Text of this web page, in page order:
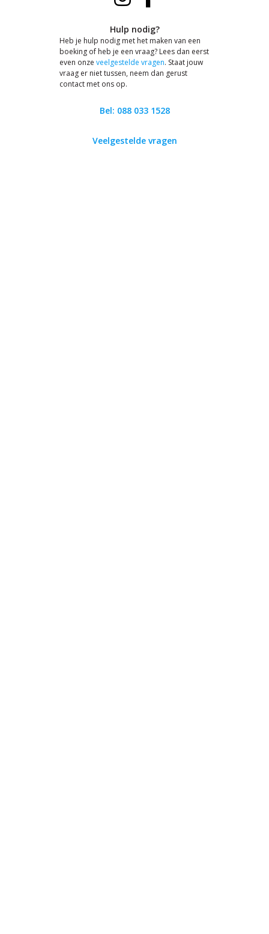
Hulp nodig?
Heb je hulp nodig met het maken van een
boeking of heb je een vraag? Lees dan eerst
even onze veelgestelde vragen. Staat jouw
vraag er niet tussen, neem dan gerust
contact met ons op.
Bel: 088 033 1528
Veelgestelde vragen